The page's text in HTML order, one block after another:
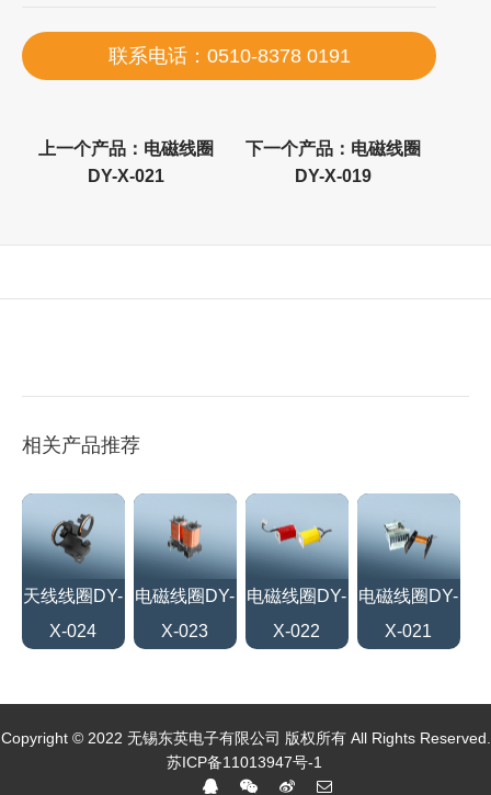
联系电话：0510-8378 0191
上一个产品： 电磁线圈
DY-X-021
下一个产品： 电磁线圈
DY-X-019
相关产品推荐
天线线圈DY-
X-024
电磁线圈DY-
X-023
电磁线圈DY-
X-022
电磁线圈DY-
X-021
Copyright © 2022 无锡东英电子有限公司 版权所有 All Rights Reserved.
苏ICP备11013947号-1